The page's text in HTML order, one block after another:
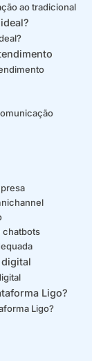
ao tradicional
chatbots
Ligo?
Ligo?